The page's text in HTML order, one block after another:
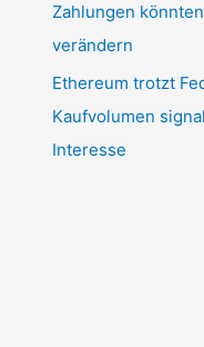
Zahlungen
verändern
Ethereum trotzt
Kaufvolumen
Interesse